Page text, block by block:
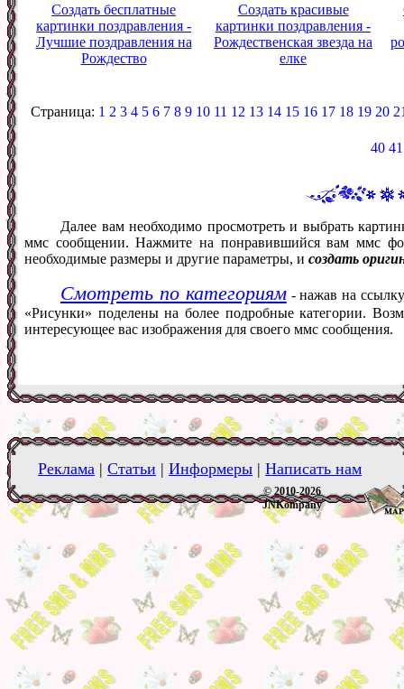
Создать бесплатные
картинки поздравления -
Лучшие поздравления на
Рождество
Создать красивые
картинки поздравления -
Рождественская звезда на
елке
Страница: 1 2 3 4 5 6 7 8 9 10 11 12 13 14 15 16 17 18 19 20
40 41
Далее вам необходимо просмотреть и выбрать
ммс сообщении. Нажмите на понравившийся вам ммс
необходимые размеры и другие параметры, и создать
Смотреть по категориям- нажав на
«Рисунки» поделены на более подробные категории.
интересующее вас изображения для своего ммс сообщения.
Реклама | Статьи | Информеры | Написать нам
© 2010-2026
JNKompany